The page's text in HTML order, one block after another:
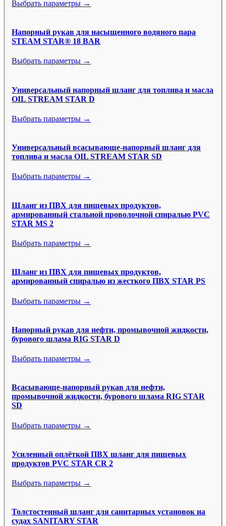
Выбрать параметры →
Напорный рукав для насыщенного водяного пара
STEAM STAR® 18 BAR
Выбрать параметры →
Универсальный напорный шланг для топлива и масла
OIL STREAM STAR D
Выбрать параметры →
Универсальный всасывающе-напорный шланг для
топлива и масла OIL STREAM STAR SD
Выбрать параметры →
Шланг из ПВХ для пищевых продуктов,
армированный стальной проволочной спиралью PVC
STAR MS 2
Выбрать параметры →
Шланг из ПВХ для пищевых продуктов,
армированный спиралью из жесткого ПВХ STAR PS
Выбрать параметры →
Напорный рукав для нефти, промывочной жидкости,
бурового шлама RIG STAR D
Выбрать параметры →
Всасывающе-напорный рукав для нефти,
промывочной жидкости, бурового шлама RIG STAR
SD
Выбрать параметры →
Усиленный оплёткой ПВХ шланг для пищевых
продуктов PVC STAR CR 2
Выбрать параметры →
Толстостенный шланг для санитарных установок на
судах SANITARY STAR